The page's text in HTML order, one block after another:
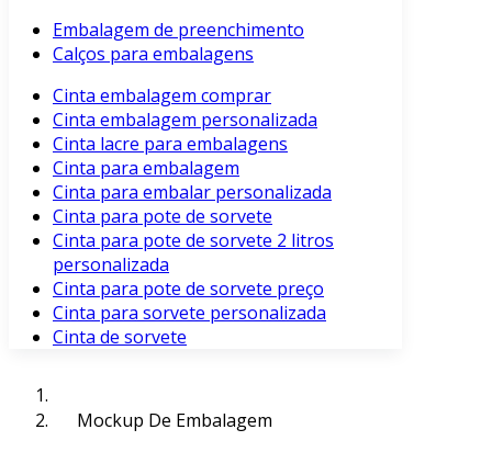
Embalagem de preenchimento
Calços para embalagens
Cinta embalagem comprar
Cinta embalagem personalizada
Cinta lacre para embalagens
Cinta para embalagem
Cinta para embalar personalizada
Cinta para pote de sorvete
Cinta para pote de sorvete 2 litros
personalizada
Cinta para pote de sorvete preço
Cinta para sorvete personalizada
Cinta de sorvete
Mockup De Embalagem